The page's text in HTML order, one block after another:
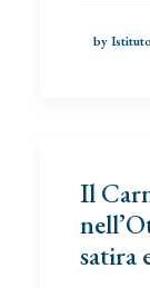
by
Il
satira